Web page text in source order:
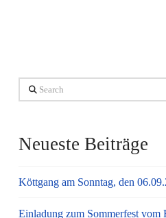
Search
Neueste Beiträge
Köttgang am Sonntag, den
Einladung zum Sommerfest vom